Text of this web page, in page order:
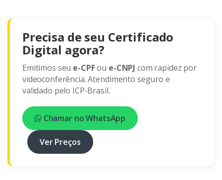
Precisa de seu Certificado
Digital agora?
Emitimos seu e-CPFou e-CNPJ com rapidez por
videoconferência. Atendimento seguro e
validado pelo ICP-Brasil.
Chamar no WhatsApp
Ver Preços